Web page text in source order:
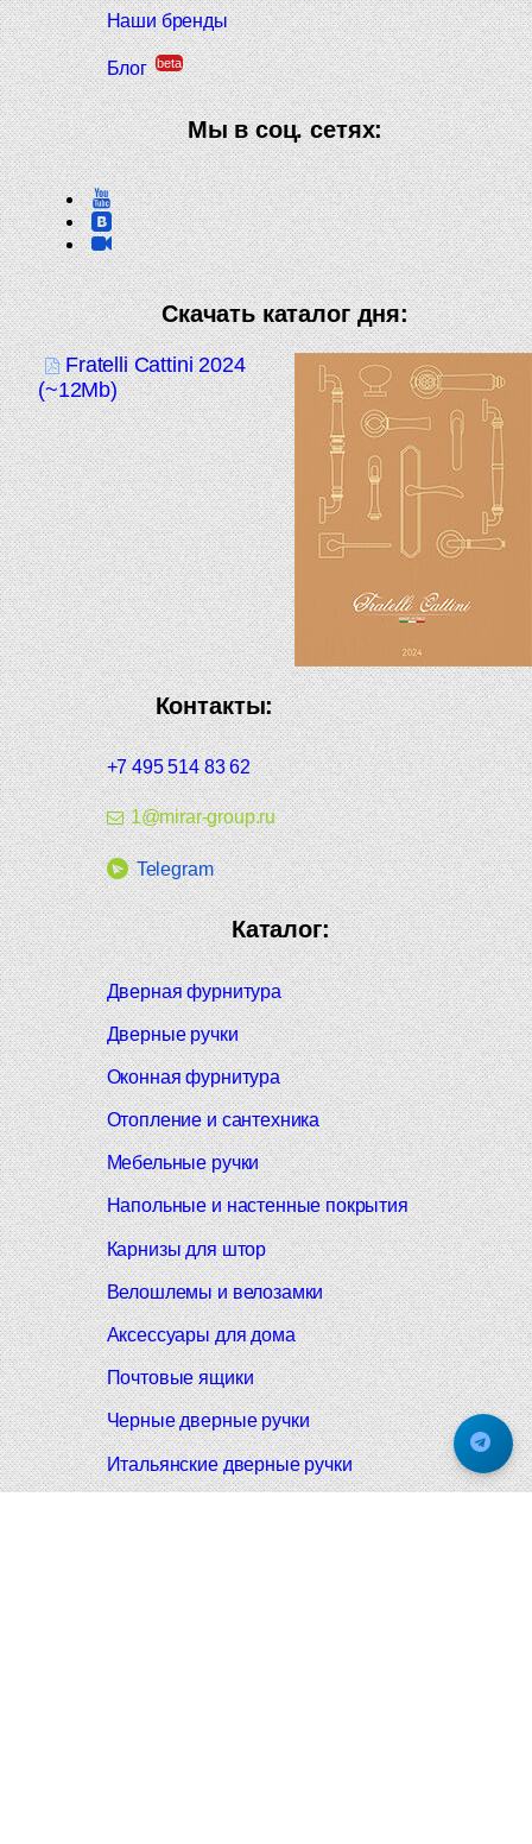
Наши бренды
Блог beta
Мы в соц. сетях:
Скачать каталог дня:
Fratelli Cattini 2024
(~12Mb)
Контакты:
+7 495 514 83 62
1@mirar-group.ru
Telegram
Каталог:
Дверная фурнитура
Дверные ручки
Оконная фурнитура
Отопление и сантехника
Мебельные ручки
Напольные и настенные покрытия
Карнизы для штор
Велошлемы и велозамки
Аксессуары для дома
Почтовые ящики
Черные дверные ручки
Итальянские дверные ручки